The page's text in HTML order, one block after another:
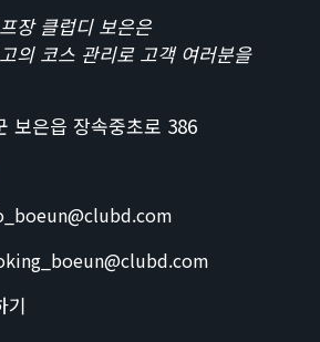
장 클럽디 보은은
의 코스 관리로 고객 여러분을
보은읍 장속중초로 386
기